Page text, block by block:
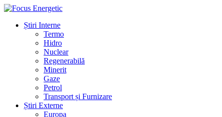
Știri Interne
Termo
Hidro
Nuclear
Regenerabilă
Minerit
Gaze
Petrol
Transport și Furnizare
Știri Externe
Europa